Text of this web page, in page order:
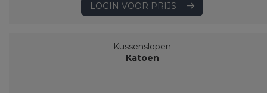
LOGIN VOOR PRIJS
Kussenslopen
Katoen